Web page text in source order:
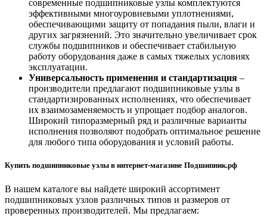
современные подшипниковые узлы комплектуются
эффективными многоуровневыми уплотнениями,
обеспечивающими защиту от попадания пыли, влаги и
других загрязнений. Это значительно увеличивает срок
службы подшипников и обеспечивает стабильную
работу оборудования даже в самых тяжелых условиях
эксплуатации.
Универсальность применения и стандартизация –
производители предлагают подшипниковые узлы в
стандартизированных исполнениях, что обеспечивает
их взаимозаменяемость и упрощает подбор аналогов.
Широкий типоразмерный ряд и различные варианты
исполнения позволяют подобрать оптимальное решение
для любого типа оборудования и условий работы.
Купить подшипниковые узлы в интернет-магазине Подшипник.рф
В нашем каталоге вы найдете широкий ассортимент
подшипниковых узлов различных типов и размеров от
проверенных производителей. Мы предлагаем: